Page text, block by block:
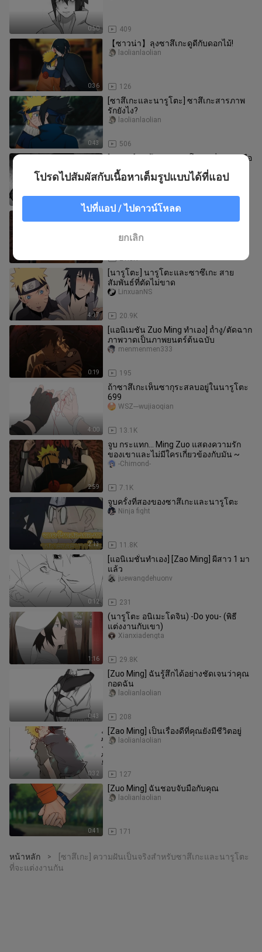
0:50 409
0:36
【ซาวน่า】ลุงซาสึเกะดูดีกับดอกไม้!
126
laolianlaolian
0:43
[ซาสึเกะและนารูโตะ] ซาสึเกะสารภาพ
รักยังไง?
506
laolianlaolian
[อนิเมะ] ซาสึเกะ & นารูโตะ | เพื่อนรักหรือ
รักเพื่อน
3.3K
Xiudundun
เมื่อซาสึเกะกับนารูโตะ โคโรชิ ไอ
21.8K
4:17
[นารูโตะ] นารูโตะและซาซึเกะ สาย
สัมพันธ์ที่ตัดไม่ขาด
20.9K
LinxuanNS
0:19
[แอนิเมชัน Zuo Ming ทำเอง] ถ้ำงู/ตัดฉาก
ภาพวาดเป็นภาพยนตร์ต้นฉบับ
195
menmenmen333
4:00
ถ้าซาสึเกะเห็นซากุระสลบอยู่ในนารูโตะ
699
13.1K
WSZ---wujiaoqian
2:59
จูบ กระแทก... Ming Zuo แสดงความรัก
ของเขาและไม่มีใครเกี่ยวข้องกับมัน ~
7.1K
-Chimond-
2:13
จูบครั้งที่สองของซาสึเกะและนารูโตะ
11.8K
Ninja fight
0:12
[แอนิเมชั่นทำเอง] [Zao Ming] ผีสาว 1 มา
แล้ว
231
juewangdehuonv
1:16
(นารูโตะ อนิเมะโดจิน) -Do you- (พิธี
แต่งงานกับเขา)
29.8K
Xianxiadengta
0:43
[Zuo Ming] ฉันรู้สึกได้อย่างชัดเจนว่าคุณ
กอดฉัน
208
laolianlaolian
0:32
[Zao Ming] เป็นเรื่องดีที่คุณยังมีชีวิตอยู่
127
laolianlaolian
0:41
[Zuo Ming] ฉันชอบจับมือกับคุณ
171
laolianlaolian
หน้าหลัก >
[ซาสึเกะ] ความฝันเป็นจริงสำหรับซาสึเกะและนารูโตะ
ที่จะแต่งงานกัน
โปรดไปสัมผัสกับเนื้อหาเต็มรูปแบบได้ที่แอป
ไปที่แอป / ไปดาวน์โหลด
ยกเลิก